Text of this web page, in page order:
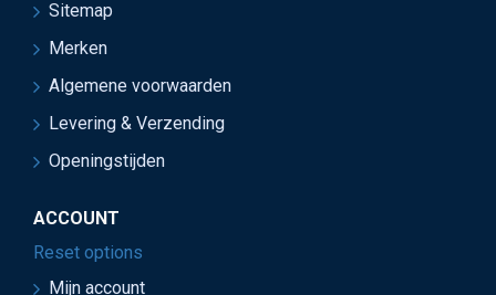
Sitemap
Merken
Algemene voorwaarden
Levering & Verzending
Openingstijden
ACCOUNT
Reset options
Mijn account